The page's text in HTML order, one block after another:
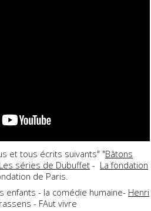
et tous écrits suivants" "Bâtons
Les séries de Dubuffet - La fondation
de Paris.
enfants - la comédie humaine- Henri
- FAut vivre